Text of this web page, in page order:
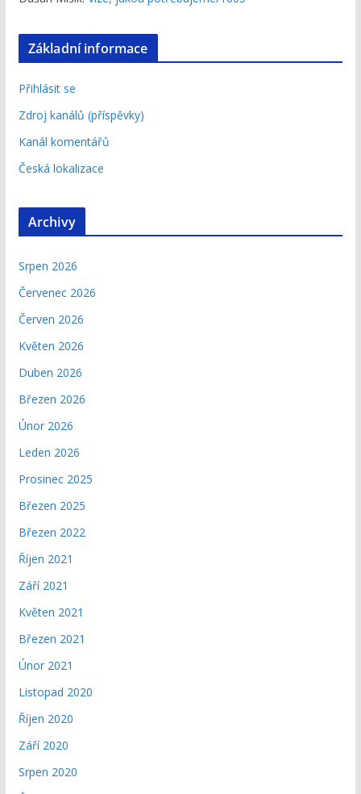
Základní informace
Přihlásit se
Zdroj kanálů (příspěvky)
Kanál komentářů
Česká lokalizace
Archivy
Srpen 2026
Červenec 2026
Červen 2026
Květen 2026
Duben 2026
Březen 2026
Únor 2026
Leden 2026
Prosinec 2025
Březen 2025
Březen 2022
Říjen 2021
Září 2021
Květen 2021
Březen 2021
Únor 2021
Listopad 2020
Říjen 2020
Září 2020
Srpen 2020